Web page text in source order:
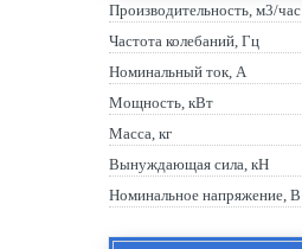
Производительность, м3/час
Частота колебаний, Гц
Номинальный ток, А
Мощность, кВт
Масса, кг
Вынуждающая сила, кН
Номинальное напряжение, В